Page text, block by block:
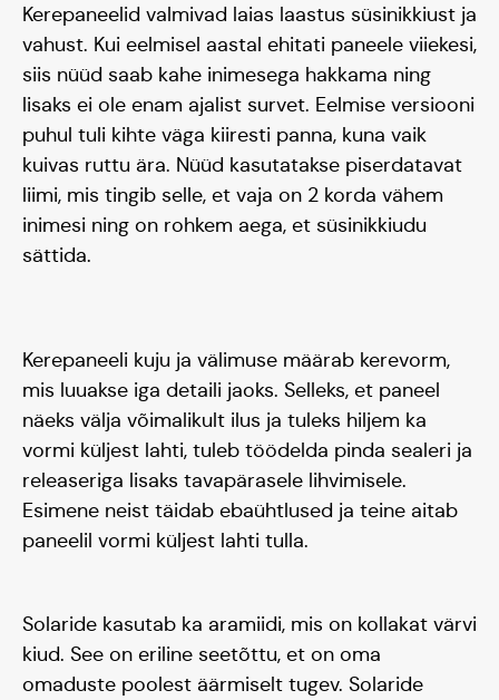
Liitu
Kerepaneelid valmivad laias laastus süsinikkiust ja
vahust. Kui eelmisel aastal ehitati paneele viiekesi,
siis nüüd saab kahe inimesega hakkama ning
lisaks ei ole enam ajalist survet. Eelmise versiooni
puhul tuli kihte väga kiiresti panna, kuna vaik
kuivas ruttu ära. Nüüd kasutatakse piserdatavat
liimi, mis tingib selle, et vaja on 2 korda vähem
inimesi ning on rohkem aega, et süsinikkiudu
sättida.
Kerepaneeli kuju ja välimuse määrab kerevorm,
mis luuakse iga detaili jaoks. Selleks, et paneel
näeks välja võimalikult ilus ja tuleks hiljem ka
vormi küljest lahti, tuleb töödelda pinda sealeri ja
releaseriga lisaks tavapärasele lihvimisele.
Esimene neist täidab ebaühtlused ja teine aitab
paneelil vormi küljest lahti tulla.
Solaride kasutab ka aramiidi, mis on kollakat värvi
kiud. See on eriline seetõttu, et on oma
omaduste poolest äärmiselt tugev. Solaride